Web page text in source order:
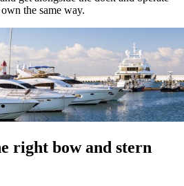
the same way.
right bow and stern